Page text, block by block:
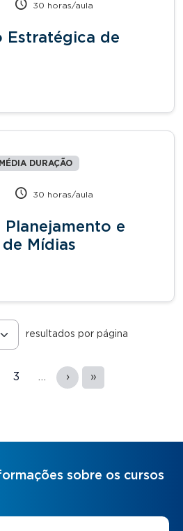
30 horas/aula
Estratégica de
DURAÇÃO
30 horas/aula
Planejamento e
Mídias
resultados por página
3 … › »
sobre os cursos